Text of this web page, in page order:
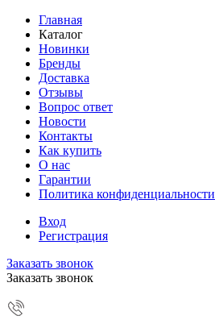
Главная
Каталог
Новинки
Бренды
Доставка
Отзывы
Вопрос ответ
Новости
Контакты
Как купить
О нас
Гарантии
Политика конфиденциальности
Вход
Регистрация
Заказать звонок
Заказать звонок